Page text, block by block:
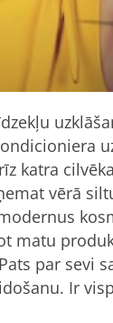
katra
vērā
matu
par sevi
Ir